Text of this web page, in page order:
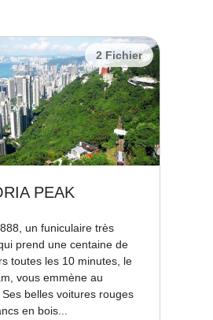
2 Fichier
PEAK
un funiculaire très
prend une centaine de
toutes les 10 minutes, le
vous emmène au
belles voitures rouges
en bois...